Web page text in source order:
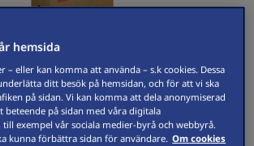
hemsida
– eller kan komma att använda – s.k cookies. Dessa
ditt besök på hemsidan, och för att vi ska
på sidan. Vi kan komma att dela anonymiserad
på sidan med våra digitala
exempel vår sociala medier-byrå och webbyrå.
kunna förbättra sidan för användare. Om cookies